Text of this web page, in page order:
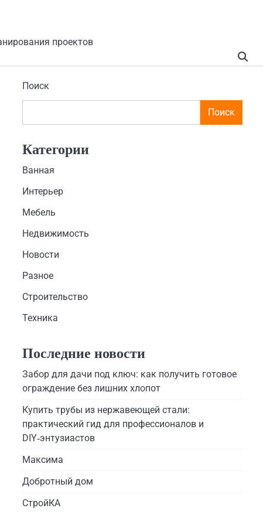
проектов
Поиск
Поиск
Категории
Ванная
Интерьер
Мебель
Недвижимость
Новости
Разное
Строительство
Техника
Последние новости
Забор для дачи под ключ: как получить готовое
ограждение без лишних хлопот
Купить трубы из нержавеющей стали:
практический гид для профессионалов и
DIY‑энтузиастов
Максима
Добротный дом
СтройКА